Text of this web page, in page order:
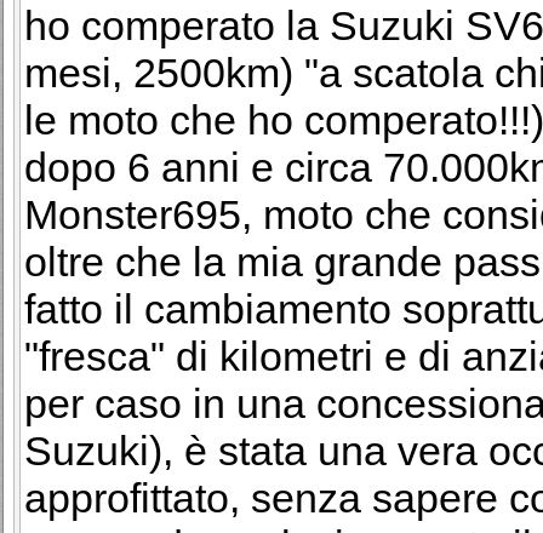
ho comperato la Suzuki
mesi, 2500km) "a scatola
le moto che ho comperato!!!)
dopo 6 anni e circa
Monster695, moto che
oltre che la mia grande
fatto il cambiamento
"fresca" di kilometri e di
per caso in una
Suzuki), è stata una vera
approfittato, senza sapere